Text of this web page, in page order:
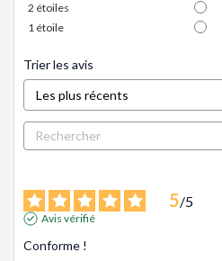
2 étoiles
1 étoile
Trier les avis
5/5
Avis vérifié
Conforme !